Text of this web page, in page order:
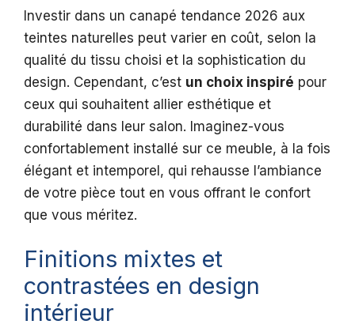
Investir dans un canapé tendance 2026 aux
teintes naturelles peut varier en coût, selon la
qualité du tissu choisi et la sophistication du
design. Cependant, c’est un choix inspiré pour
ceux qui souhaitent allier esthétique et
durabilité dans leur salon. Imaginez-vous
confortablement installé sur ce meuble, à la fois
élégant et intemporel, qui rehausse l’ambiance
de votre pièce tout en vous offrant le confort
que vous méritez.
Finitions mixtes et
contrastées en design
intérieur